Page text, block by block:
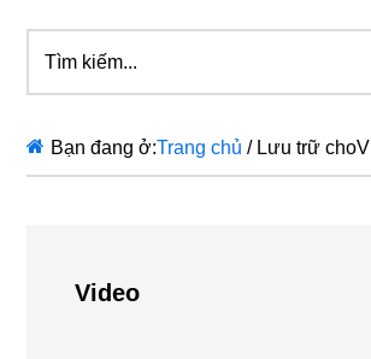
kiếm...
Bạn đang ở:Trang chủ /Lưu trữ
Video